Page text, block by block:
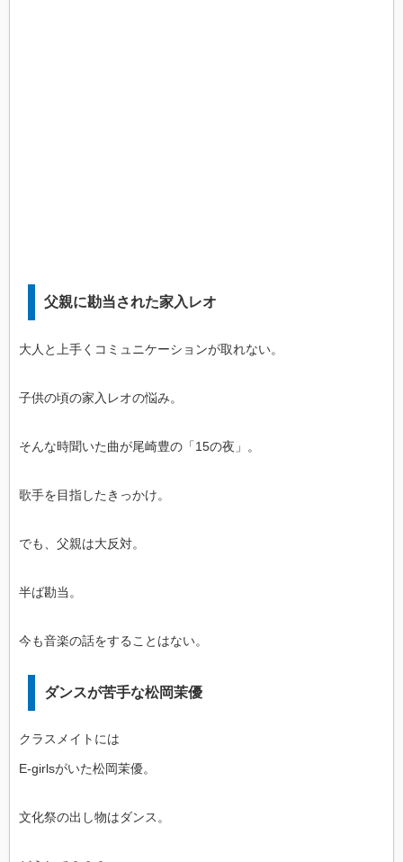
父親に勘当された家入レオ
大人と上手くコミュニケーションが取れない。
子供の頃の家入レオの悩み。
そんな時聞いた曲が尾崎豊の「15の夜」。
歌手を目指したきっかけ。
でも、父親は大反対。
半ば勘当。
今も音楽の話をすることはない。
ダンスが苦手な松岡茉優
クラスメイトには
E‐girlsがいた松岡茉優。
文化祭の出し物はダンス。